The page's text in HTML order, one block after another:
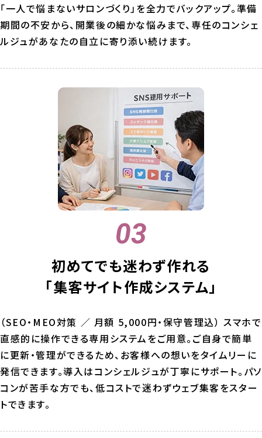
「一人で悩まないサロンづくり」を全力でバックアップ。準備
期間の不安から、開業後の細かな悩みまで、専任のコンシェ
ルジュがあなたの自立に寄り添い続けます。
初めてでも迷わず作れる
「集客サイト作成システム」
（SEO・MEO対策 ／ 月額 5,000円・保守管理込） スマホで
直感的に操作できる専用システムをご用意。ご自身で簡単
に更新・管理ができるため、お客様への想いをタイムリーに
発信できます。導入はコンシェルジュが丁寧にサポート。パソ
コンが苦手な方でも、低コストで迷わずウェブ集客をスター
トできます。